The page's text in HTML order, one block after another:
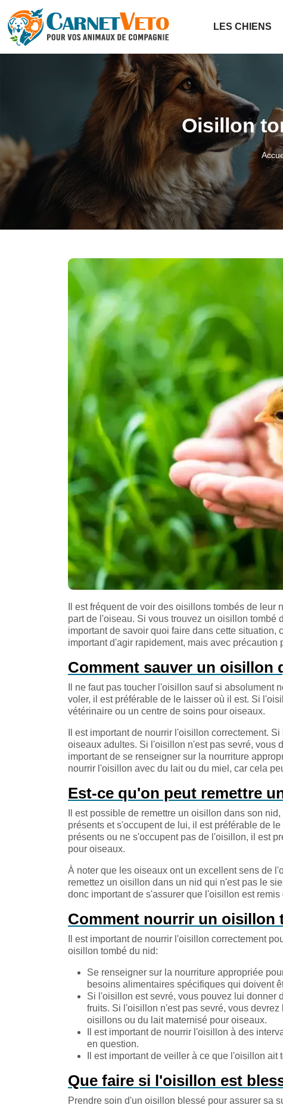
LES CHIENS
Oisillon
Il est fréquent de voir des oisillons tombés de
part de l'oiseau. Si vous trouvez un oisillon tombé
important de savoir quoi faire dans cette
important d'agir rapidement, mais avec précaution
Comment sauver un oisillon
Il ne faut pas toucher l'oisillon sauf si
voler, il est préférable de le laisser où il est. Si
vétérinaire ou un centre de soins pour oiseaux.
Il est important de nourrir l'oisillon correctement.
oiseaux adultes. Si l'oisillon n'est pas sevré, vous
important de se renseigner sur la nourriture
nourrir l'oisillon avec du lait ou du miel, car cela
Est-ce qu'on peut remettre
Il est possible de remettre un oisillon dans son
présents et s'occupent de lui, il est préférable de
présents ou ne s'occupent pas de l'oisillon, il est
pour oiseaux.
À noter que les oiseaux ont un excellent sens de
remettez un oisillon dans un nid qui n'est pas le
donc important de s'assurer que l'oisillon est remis
Comment nourrir un oisillon
Il est important de nourrir l'oisillon correctement
oisillon tombé du nid:
Se renseigner sur la nourriture appropriée
besoins alimentaires spécifiques qui doivent
Si l'oisillon est sevré, vous pouvez lui donner
fruits. Si l'oisillon n'est pas sevré, vous
oisillons ou du lait maternisé pour oiseaux.
Il est important de nourrir l'oisillon à des
en question.
Il est important de veiller à ce que l'oisillon
Que faire si l'oisillon est
Prendre soin d'un oisillon blessé pour assurer sa